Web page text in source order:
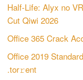
Half-Life: Alyx no
Cut Qiwi 2026
Office 365 Crack
Office 2019
.tor𝚛ent